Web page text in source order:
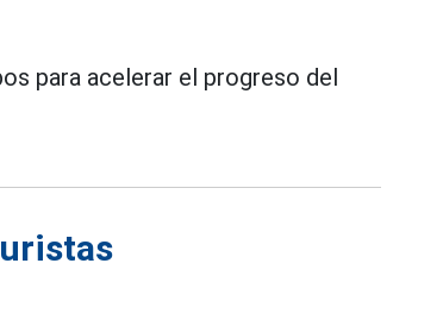
para acelerar el progreso del